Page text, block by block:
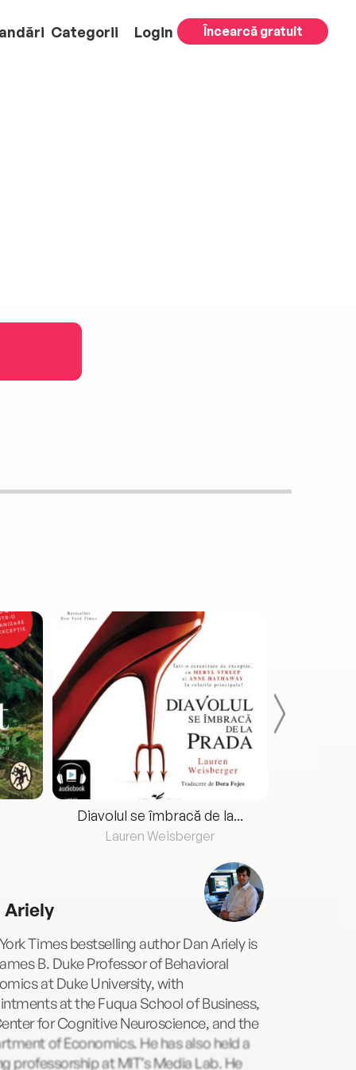
Categorii Login Încearcă gratuit
Diavolul se îmbracă de la...
Lauren Weisberger
Ariely
Times bestselling author Dan Ariely is
B. Duke Professor of Behavioral
at Duke University, with
at the Fuqua School of Business,
for Cognitive Neuroscience, and the
of Economics. He has also held a
professorship at MIT’s Media Lab. He